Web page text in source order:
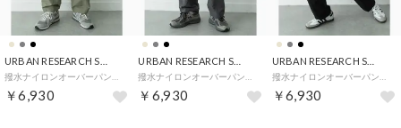
￥6,930
URBAN RESEARCH Sonny Label
￥6,930 ￥6,930